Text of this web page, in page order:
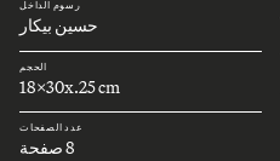
رسوم الداخل
حسين بيكار
الحجم
18x30x.25 cm
عدد الصفحات
8 صفحة